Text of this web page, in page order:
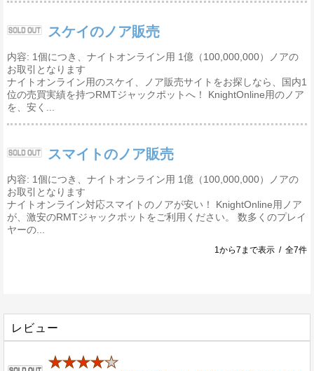
スケイのノア販売
内容: 1個につき、ナイトオンライン用 1億（100,000,000）ノアの
お取引となります
ナイトオンライン用のスケイ、ノア販売サイトをお探しなら、国内1
位の売買実績を持つRMTジャックポットへ！ KnightOnline用のノア
を、安く...
スマイトのノア販売
内容: 1個につき、ナイトオンライン用 1億（100,000,000）ノアの
お取引となります
ナイトオンライン対応スマイトのノアが安い！ KnightOnline用ノア
が、激安のRMTジャックポットをご利用ください。 数多くのプレイ
ヤーの...
1から7まで表示 / 全7件
レビュー
★★★★★